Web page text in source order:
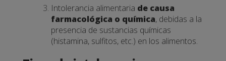
Intolerancia alimentaria de causa
farmacológica o química, debidas a la
presencia de sustancias químicas
(histamina, sulfitos, etc.) en los alimentos.